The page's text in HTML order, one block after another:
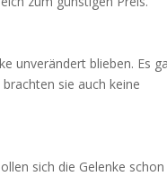
unverändert blieben. Es
sie auch keine
sich die Gelenke schon